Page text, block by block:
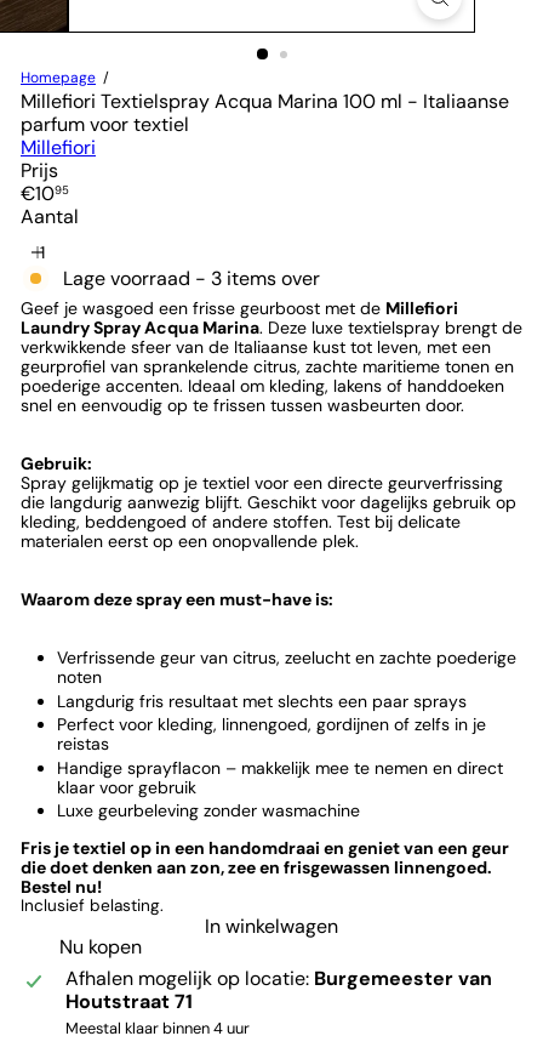
Homepage
Millefiori Textielspray Acqua Marina 100 ml - Italiaanse
parfum voor textiel
Millefiori
Prijs
Normale
prijs
€1095
Aantal
Lage voorraad - 3 items over
Geef je wasgoed een frisse geurboost met de Millefiori
Laundry Spray Acqua Marina. Deze luxe textielspray brengt de
verkwikkende sfeer van de Italiaanse kust tot leven, met een
geurprofiel van sprankelende citrus, zachte maritieme tonen en
poederige accenten. Ideaal om kleding, lakens of handdoeken
snel en eenvoudig op te frissen tussen wasbeurten door.
Gebruik:
Spray gelijkmatig op je textiel voor een directe geurverfrissing
die langdurig aanwezig blijft. Geschikt voor dagelijks gebruik op
kleding, beddengoed of andere stoffen. Test bij delicate
materialen eerst op een onopvallende plek.
Waarom deze spray een must-have is:
Verfrissende geur van citrus, zeelucht en zachte poederige
noten
Langdurig fris resultaat met slechts een paar sprays
Perfect voor kleding, linnengoed, gordijnen of zelfs in je
reistas
Handige sprayflacon – makkelijk mee te nemen en direct
klaar voor gebruik
Luxe geurbeleving zonder wasmachine
Fris je textiel op in een handomdraai en geniet van een geur
die doet denken aan zon, zee en frisgewassen linnengoed.
Bestel nu!
Inclusief belasting.
In winkelwagen
Nu kopen
Afhalen mogelijk op locatie: Burgemeester van
Houtstraat 71
Meestal klaar binnen 4 uur